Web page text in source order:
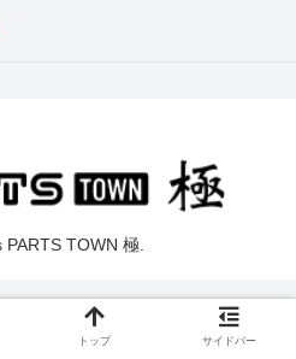
TOWN 極.
トップ サイドバー